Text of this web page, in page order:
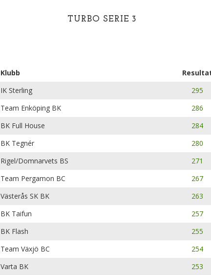
TURBO SERIE 3
Klubb
IK Sterling 295
Team Enköping BK 286
BK Full House 284
BK Tegnér 280
Rigel/Domnarvets BS 271
Team Pergamon BC 267
Västerås SK BK 263
BK Taifun
257
BK Flash 255
Team Växjö BC
254
Varta BK
253